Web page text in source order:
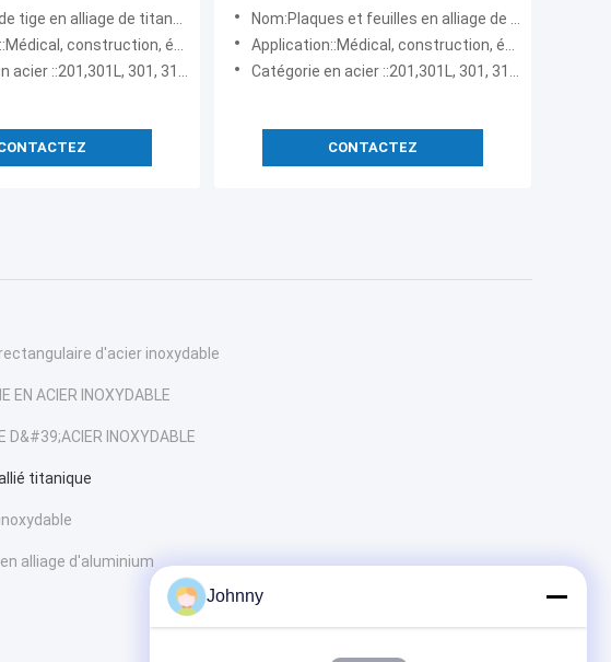
et 8 mm
alliage de titane, meilleur prix, métal par kg
énergie nucléaire, hydroélectricité
301, 310S, 316L, 316, 321, 436L, 304, 439, 436, 445
Nom:Plaques et feuilles en alliage de titane, titane pur de 10mm d'épaisseur, prix de gros
Application::Médical, construction, énergie nucléaire, hydroélectricité
Catégorie en acier ::201,301L, 301, 310S, 316L, 316, 321, 436L, 304, 439, 436, 445
CONTACTEZ
d'acier inoxydable
EN ACIER INOXYDABLE
D&#39;ACIER INOXYDABLE
titanique
alliage d'aluminium
Johnny